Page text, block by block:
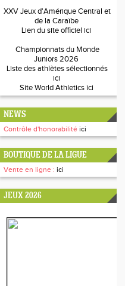
XXV Jeux d'Amérique Central et
de la Caraïbe
Lien du site officiel ici
Championnats du Monde
Juniors 2026
Liste des athlètes sélectionnés
ici
Site World Athletics ici
NEWS
Contrôle d'honorabilité ici
BOUTIQUE DE LA LIGUE
Vente en ligne : ici
JEUX 2026